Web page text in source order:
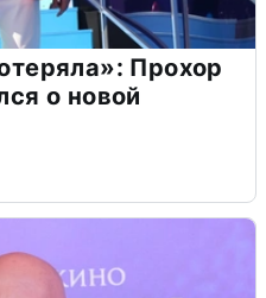
Прохор
о новой